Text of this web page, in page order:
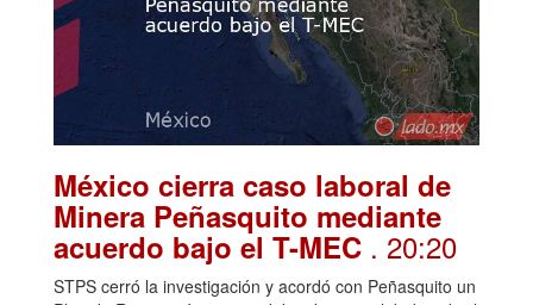
México cierra caso laboral de
Minera Peñasquito mediante
acuerdo bajo el T-MEC . 20:20
STPS cerró la investigación y acordó con Peñasquito un